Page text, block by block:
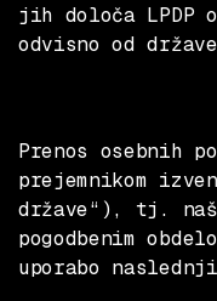
jih določa LPDP
odvisno od
Prenos osebnih
prejemnikom
države“), tj.
pogodbenim
uporabo